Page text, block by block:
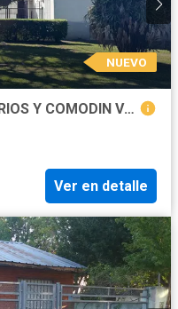
NUEVO
DEPARTAMENTO 2 DORMITORIOS Y COMODIN VENTA
Ver en detalle